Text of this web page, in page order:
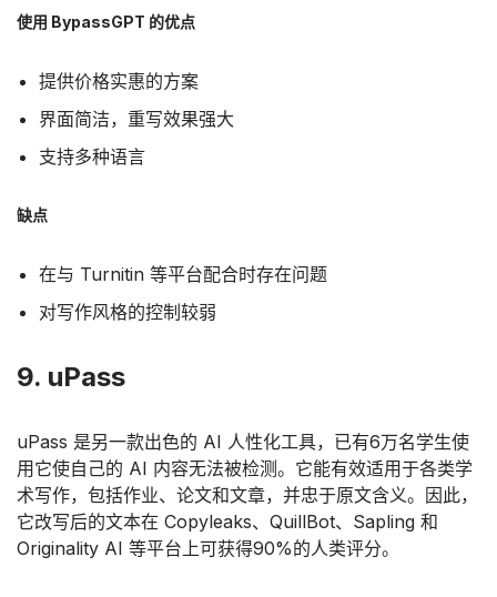
使用 BypassGPT 的优点
提供价格实惠的方案
界面简洁，重写效果强大
支持多种语言
缺点
在与 Turnitin 等平台配合时存在问题
对写作风格的控制较弱
9. uPass
uPass 是另一款出色的 AI 人性化工具，已有6万名学生使
用它使自己的 AI 内容无法被检测。它能有效适用于各类学
术写作，包括作业、论文和文章，并忠于原文含义。因此，
它改写后的文本在 Copyleaks、QuillBot、Sapling 和
Originality AI 等平台上可获得90%的人类评分。